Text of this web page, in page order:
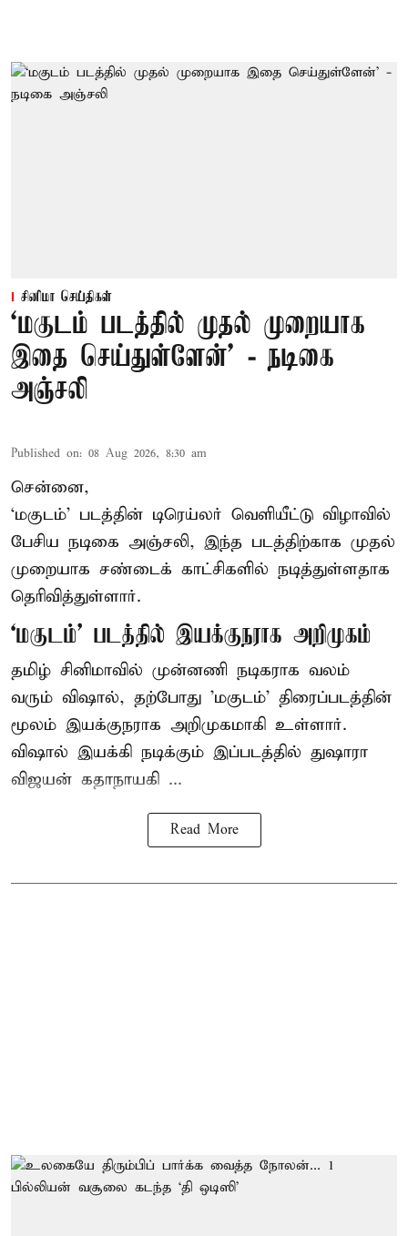
சினிமா செய்திகள்
‘மகுடம் படத்தில் முதல் முறையாக
இதை செய்துள்ளேன்’ - நடிகை
அஞ்சலி
Published on: 08 Aug 2026, 8:30 am
சென்னை,
‘மகுடம்’ படத்தின் டிரெய்லர் வெளியீட்டு விழாவில்
பேசிய நடிகை அஞ்சலி, இந்த படத்திற்காக முதல்
முறையாக சண்டைக் காட்சிகளில் நடித்துள்ளதாக
தெரிவித்துள்ளார்.
‘மகுடம்’ படத்தில் இயக்குநராக அறிமுகம்
தமிழ் சினிமாவில் முன்னணி நடிகராக வலம்
வரும் விஷால், தற்போது 'மகுடம்' திரைப்படத்தின்
மூலம் இயக்குநராக அறிமுகமாகி உள்ளார்.
விஷால் இயக்கி நடிக்கும் இப்படத்தில் துஷாரா
விஜயன் கதாநாயகி ...
Read More